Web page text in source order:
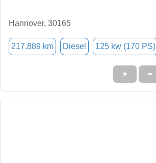
Hannover, 30165
217.889 km Diesel 125 kw (170 PS)
★ ➦